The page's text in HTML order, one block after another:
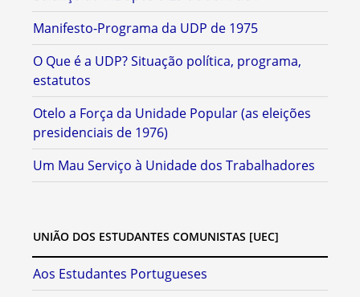
Manifesto-Programa da UDP de 1975
O Que é a UDP? Situação política, programa,
estatutos
Otelo a Força da Unidade Popular (as eleições
presidenciais de 1976)
Um Mau Serviço à Unidade dos Trabalhadores
UNIÃO DOS ESTUDANTES COMUNISTAS [UEC]
Aos Estudantes Portugueses